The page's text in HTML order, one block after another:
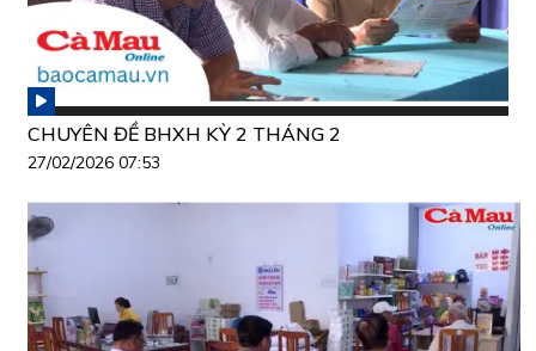
CHUYÊN ĐỀ BHXH KỲ 2 THÁNG 2
27/02/2026 07:53